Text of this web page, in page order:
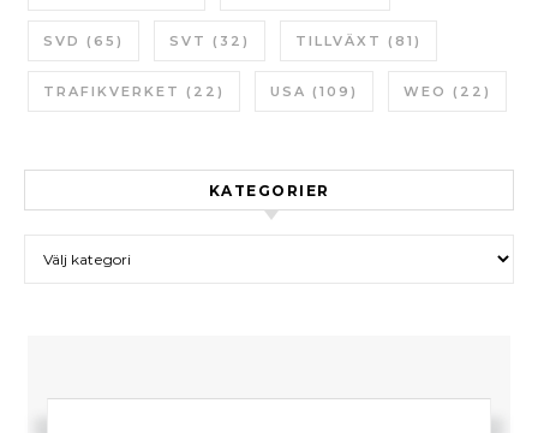
SVD (65) SVT (32) TILLVÄXT (81)
TRAFIKVERKET (22) USA (109) WEO (22)
KATEGORIER